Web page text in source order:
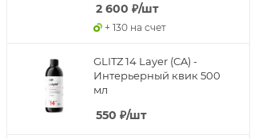
2 600 ₽/шт
+ 130 на счет
GLITZ 14 Layer (CA) -
Интерьерный квик 500
мл
550 ₽/шт